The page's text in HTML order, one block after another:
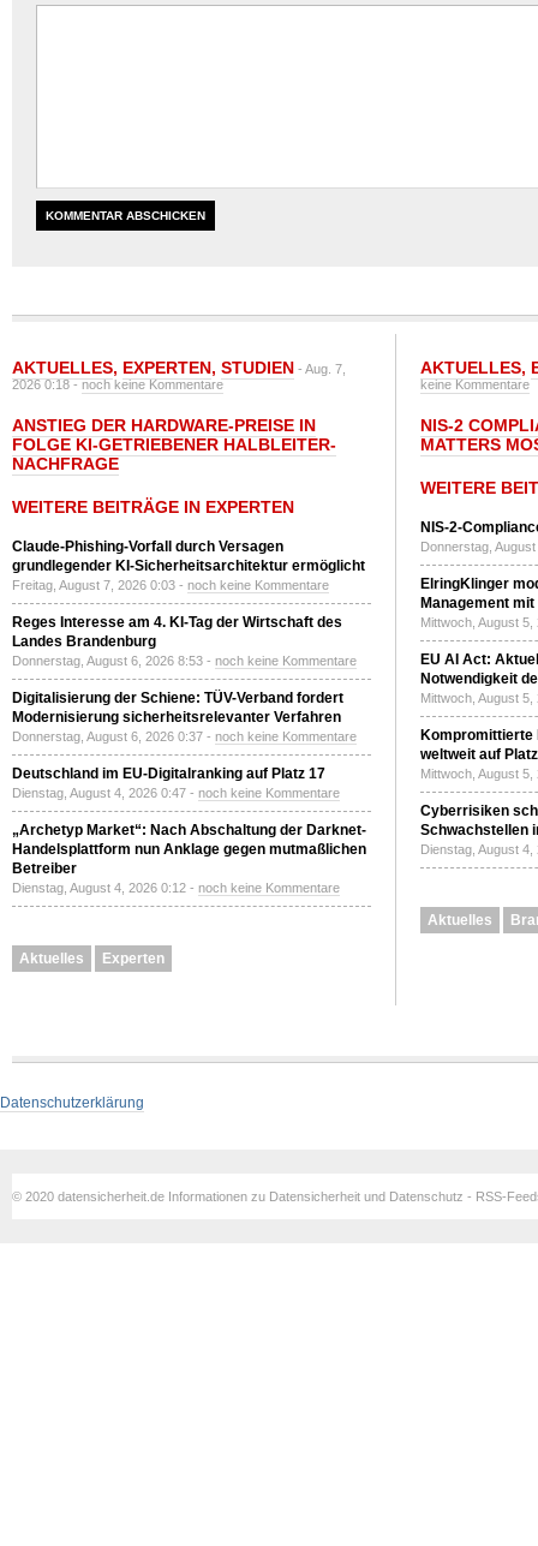
AKTUELLES, EXPERTEN, STUDIEN - Aug. 7,
2026 0:18 -noch keine Kommentare
ANSTIEG DER HARDWARE-PREISE IN
FOLGE KI-GETRIEBENER HALBLEITER-
NACHFRAGE
WEITERE BEITRÄGE IN EXPERTEN
Claude-Phishing-Vorfall durch Versagen
grundlegender KI-Sicherheitsarchitektur ermöglicht
Freitag, August 7, 2026 0:03 - noch keine Kommentare
Reges Interesse am 4. KI-Tag der Wirtschaft des
Landes Brandenburg
Donnerstag, August 6, 2026 8:53 - noch keine Kommentare
Digitalisierung der Schiene: TÜV-Verband fordert
Modernisierung sicherheitsrelevanter Verfahren
Donnerstag, August 6, 2026 0:37 - noch keine Kommentare
Deutschland im EU-Digitalranking auf Platz 17
Dienstag, August 4, 2026 0:47 - noch keine Kommentare
„Archetyp Market“: Nach Abschaltung der Darknet-
Handelsplattform nun Anklage gegen mutmaßlichen
Betreiber
Dienstag, August 4, 2026 0:12 - noch keine Kommentare
Aktuelles Experten
AKTUELLES,
keine Kommentare
NIS-2
MATTERS
WEITERE
NIS-2-
Donnerstag,
ElringKlinger
Management
Mittwoch, August
EU AI Act:
Notwendigkeit
Mittwoch, August
Kompromittierte
weltweit auf
Mittwoch, August
Cyberrisiken
Schwachstellen
Dienstag, August
Aktuelles
Datenschutzerklärung
© 2020 datensicherheit.de Informationen zu Datensicherheit und Datenschutz - RSS-